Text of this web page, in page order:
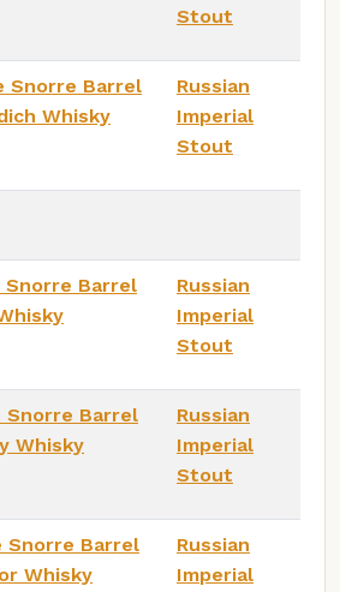
Stout
Snorre Barrel
Whisky
Russian
Imperial
Stout
Snorre Barrel
Russian
Imperial
Stout
Snorre Barrel
Whisky
Russian
Imperial
Stout
Snorre Barrel
Whisky
Russian
Imperial